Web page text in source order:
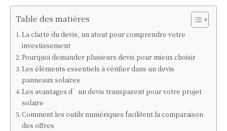
Table des matières
La clarté du devis, un atout pour comprendre votre
investissement
Pourquoi demander plusieurs devis pour mieux choisir
Les éléments essentiels à vérifier dans un devis
panneaux solaires
Les avantages d’un devis transparent pour votre projet
solaire
Comment les outils numériques facilitent la comparaison
des offres